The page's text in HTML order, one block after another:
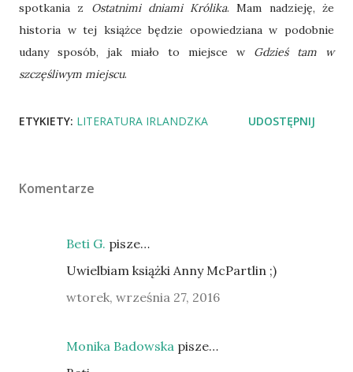
spotkania z Ostatnimi dniami Królika. Mam nadzieję, że
historia w tej książce będzie opowiedziana w podobnie
udany sposób, jak miało to miejsce w Gdzieś tam w
szczęśliwym miejscu.
ETYKIETY: LITERATURA IRLANDZKA UDOSTĘPNIJ
Komentarze
Beti G. pisze…
Uwielbiam książki Anny McPartlin ;)
wtorek, września 27, 2016
Monika Badowska pisze…